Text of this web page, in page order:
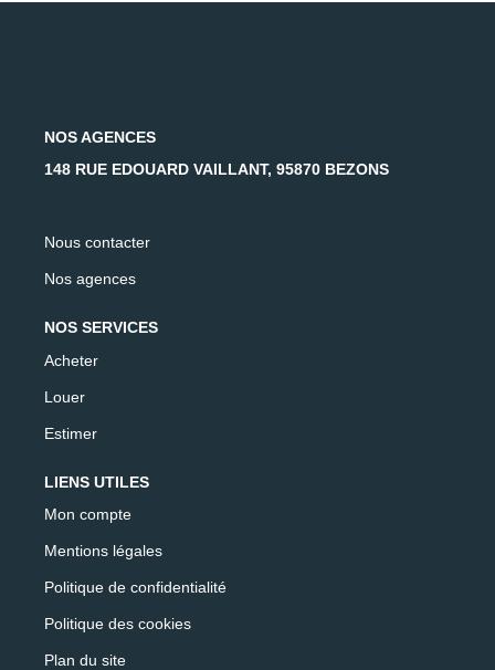
NOS AGENCES
148 RUE EDOUARD VAILLANT, 95870 BEZONS
Nous contacter
Nos agences
NOS SERVICES
Acheter
Louer
Estimer
LIENS UTILES
Mon compte
Mentions légales
Politique de confidentialité
Politique des cookies
Plan du site